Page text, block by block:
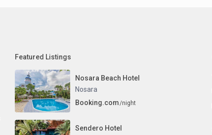
Featured Listings
Nosara Beach Hotel
Nosara
Booking.com/night
Sendero Hotel